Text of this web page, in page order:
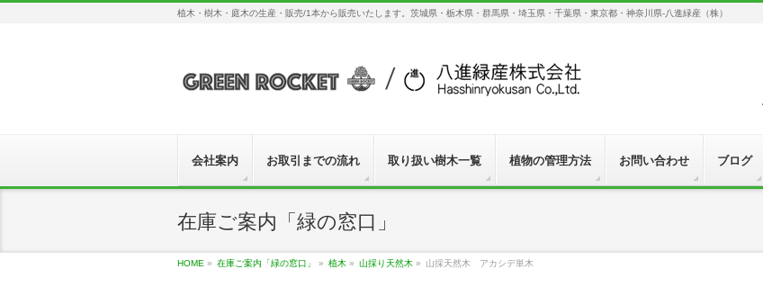
植木・樹木・庭木の生産・販売/1本から販売いたします。茨城県・栃木県・群馬県・埼玉県・千葉県・東京都・神奈川県-八進緑産（株）
会社案内 お取引までの流れ 取り扱い樹木一覧 植物の管理方法 お問い合わせ ブログ
在庫ご案内「緑の窓口」
HOME » 在庫ご案内「緑の窓口」 » 植木 » 山採り天然木 » 山採天然木 アカシデ単木